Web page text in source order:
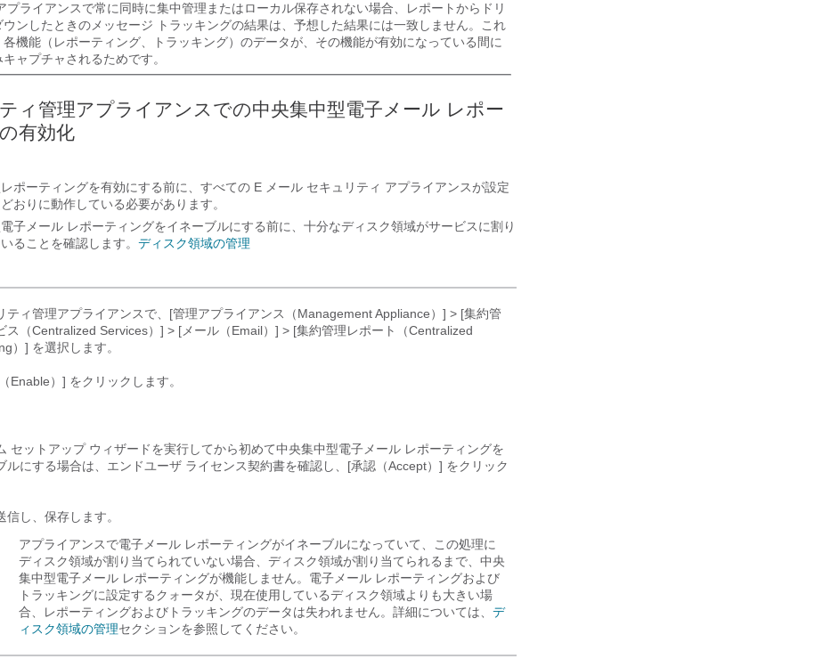
プライアンスで常に同時に集中管理またはローカル保存されない場合、レポートからドリ
ウンしたときのメッセージ トラッキングの結果は、予想した結果には一致しません。これ
各機能（レポーティング、トラッキング）のデータが、その機能が有効になっている間に
キャプチャされるためです。
ィ管理アプライアンスでの中央集中型電子メール レポー
有効化
ポーティングを有効にする前に、すべての E メール セキュリティ アプライアンスが設定
おりに動作している必要があります。
子メール レポーティングをイネーブルにする前に、十分なディスク領域がサービスに割り
ることを確認します。 ディスク領域の管理
ティ管理アプライアンスで、[管理アプライアンス（Management Appliance）] > [集約管
ス（Centralized Services）] > [メール（Email）] > [集約管理レポート（Centralized
）] を選択します。
Enable）] をクリックします。
セットアップ ウィザードを実行してから初めて中央集中型電子メール レポーティングを
ルにする場合は、エンドユーザ ライセンス契約書を確認し、[承認（Accept）] をクリック
信し、保存します。
アプライアンスで電子メール レポーティングがイネーブルになっていて、この処理に
ディスク領域が割り当てられていない場合、ディスク領域が割り当てられるまで、中央
集中型電子メール レポーティングが機能しません。電子メール レポーティングおよび
トラッキングに設定するクォータが、現在使用しているディスク領域よりも大きい場
合、レポーティングおよびトラッキングのデータは失われません。詳細については、 デ
ィスク領域の管理セクションを参照してください。